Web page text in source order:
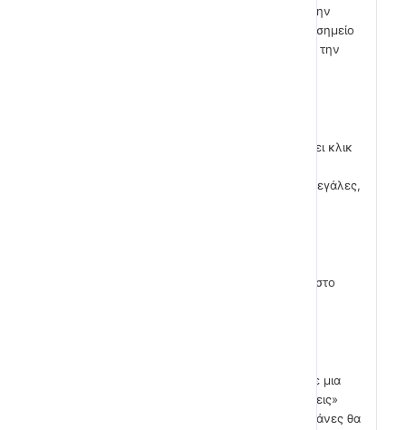
αμέσως μετά. Ας επικεντρωθούμε στην
εμφάνιση του αντικείμενου σε άλλο σημείο
του σκηνικού μόλις γίνει η επαφή με την
Στο σενάριο της μπανάνας, μόλις γίνει κλικ
μικρύνουν λίγο καθώς είναι κάπως μεγάλες,
χρησιμοποιήσουμε. Ας το εισάγουμε στο
Μέσα στο Αν σίγουρα θα χρειαστούμε μια
εντολή της παλέτας εντολών «κινήσεις»
δεδομένου του γεγονός πως οι μπανάνες θα